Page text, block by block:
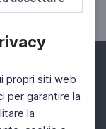
propri siti web
per garantire la
laTwitter